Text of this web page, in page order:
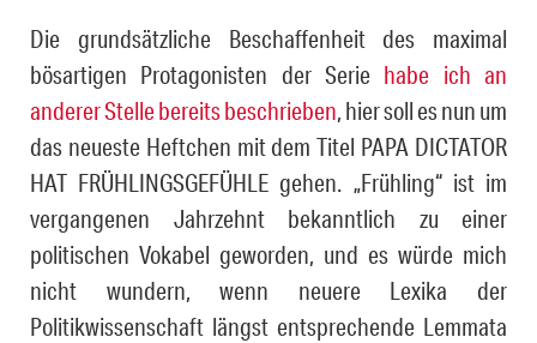
Die grundsätzliche Beschaffenheit des maximal
bösartigen Protagonisten der Serie habe ich an
anderer Stelle bereits beschrieben, hier soll es nun um
das neueste Heftchen mit dem Titel PAPA DICTATOR
HAT FRÜHLINGSGEFÜHLE gehen. „Frühling“ ist im
vergangenen Jahrzehnt bekanntlich zu einer
politischen Vokabel geworden, und es würde mich
nicht wundern, wenn neuere Lexika der
Politikwissenschaft längst entsprechende Lemmata